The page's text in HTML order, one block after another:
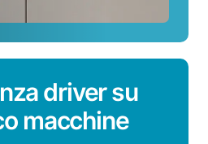
driver su
macchine